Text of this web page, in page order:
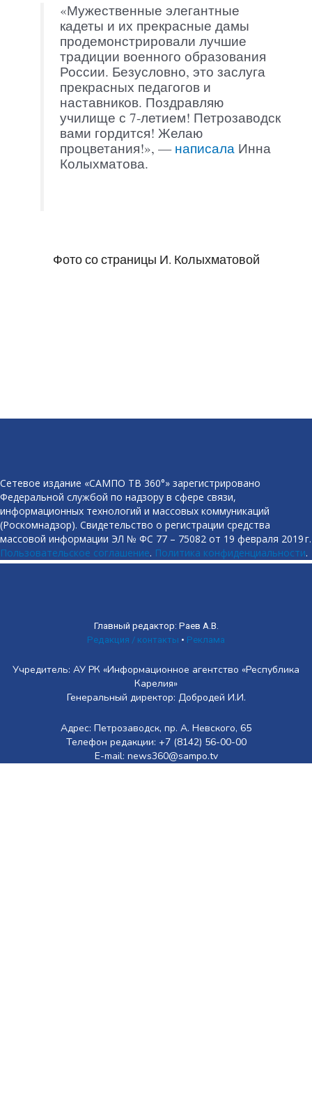
«Мужественные элегантные
кадеты и их прекрасные дамы
продемонстрировали лучшие
традиции военного образования
России. Безусловно, это заслуга
прекрасных педагогов и
наставников. Поздравляю
училище с 7-летием! Петрозаводск
вами гордится! Желаю
процветания!», — написала Инна
Колыхматова.
Фото со страницы И. Колыхматовой
Сетевое издание «САМПО ТВ 360°» зарегистрировано
Федеральной службой по надзору в сфере связи,
информационных технологий и массовых коммуникаций
(Роскомнадзор). Свидетельство о регистрации средства
массовой информации ЭЛ № ФС 77 – 75082 от 19 февраля 2019 г.
Пользовательское соглашение. Политика конфиденциальности.
Главный редактор: Раев А.В.
Редакция / контакты • Реклама
Учредитель: АУ РК «Информационное агентство «Республика
Карелия»
Генеральный директор: Добродей И.И.
Адрес: Петрозаводск, пр. А. Невского, 65
Телефон редакции: +7 (8142) 56-00-00
E-mail: news360@sampo.tv